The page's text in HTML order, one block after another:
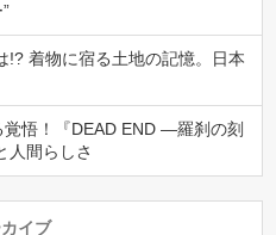
!? 着物に宿る土地の記憶。日本
覚悟！『DEAD END ―羅刹の刻
人間らしさ
イブ